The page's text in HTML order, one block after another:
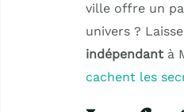
ville offre un
univers ?
indépendantà
cachent les